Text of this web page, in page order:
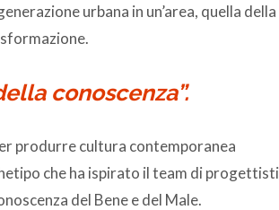
urbana in un’area, quella della
conoscenza”.
produrre cultura contemporanea
che ha ispirato il team di progettisti
del Bene e del Male.